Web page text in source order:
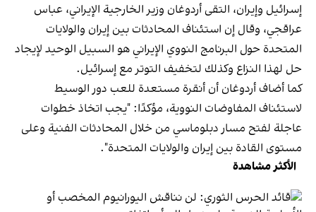
إسرائيل وإيران، التقى أردوغان وزير الخارجية الإيراني، عباس
عراقجي، وقال إن استئناف المحادثات بين إيران والولايات
المتحدة حول البرنامج النووي الإيراني هو السبيل الوحيد لإيجاد
حل لهذا النزاع وكذلك لتخفيف التوتر مع إسرائيل.
كما أضاف أردوغان أن أنقرة مستعدة للعب دور الوسيط
لاستئناف المفاوضات النووية، مؤكدًا: "يجب اتخاذ خطوات
عاجلة لفتح مسار دبلوماسي من خلال المحادثات الفنية وعلى
مستوى القادة بين إيران والولايات المتحدة".
الأكثر مشاهدة